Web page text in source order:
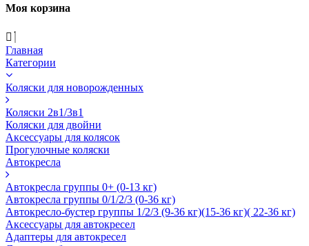
Моя корзина
Главная
Категории
Коляски для новорожденных
Коляски 2в1/3в1
Коляски для двойни
Аксессуары для колясок
Прогулочные коляски
Автокресла
Автокресла группы 0+ (0-13 кг)
Автокресла группы 0/1/2/3 (0-36 кг)
Автокресло-бустер группы 1/2/3 (9-36 кг)(15-36 кг)( 22-36 кг)
Аксессуары для автокресел
Адаптеры для автокресел